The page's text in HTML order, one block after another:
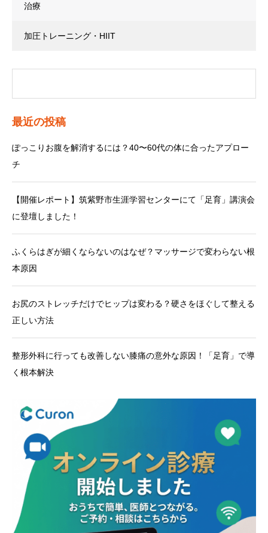
治療
加圧トレーニング・HIIT
最近の投稿
ぽっこりお腹を解消するには？40〜60代の体に合ったアプロー
チ
【開催レポート】筑紫野市生涯学習センターにて「足育」講演会
に登壇しました！
ふくらはぎが細くならないのはなぜ？マッサージで変わらない根
本原因
お尻のストレッチだけでヒップは変わる？硬さをほぐして整える
正しい方法
整形外科に行っても改善しない膝痛の意外な原因！「足育」で導
く根本解決